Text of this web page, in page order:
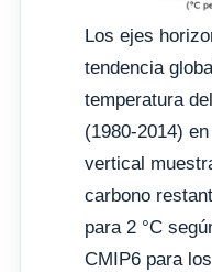
Los ejes
tendencia
temperatura
(1980-2014)
vertical
carbono
para 2 °C
CMIP6 para